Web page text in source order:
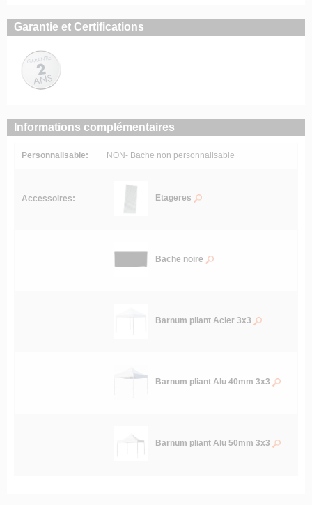
Garantie et Certifications
Informations complémentaires
Personnalisable: NON- Bache non personnalisable
Accessoires: Etageres
Bache noire
Barnum pliant Acier 3x3
Barnum pliant Alu 40mm 3x3
Barnum pliant Alu 50mm 3x3